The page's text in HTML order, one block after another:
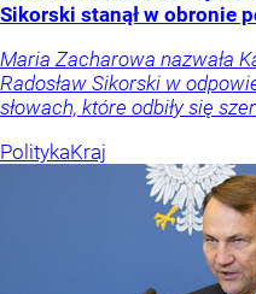
Sikorski stanął w obronie
Maria Zacharowa nazwała
Radosław Sikorski w
słowach, które odbiły się
PolitykaKraj